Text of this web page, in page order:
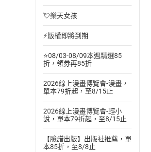
💘樂天女孩
⚡版權即將到期
⭐08/03-08/09本週精選85
折，領券再85折
2026線上漫畫博覽會-漫畫，
單本79折起，至8/15止
2026線上漫畫博覽會-輕小
說，單本79折起，至8/15止
【臉譜出版】出版社推薦，單
本85折，至8/8止